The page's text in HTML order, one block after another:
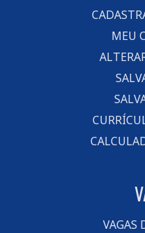
MEU
VAGAS